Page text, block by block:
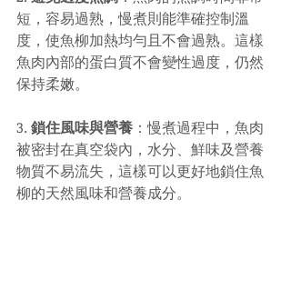
短，容易過熟，慢煮則能準確控制溫
度，使魚柳加熱均勻且不會過熟。這樣
魚肉內部的蛋白質不會變性過度，仍然
保持柔嫩。
3. 鎖住風味與營養 ：慢煮過程中，魚肉
被密封在真空袋內，水分、鮮味及營養
物質不易流失，這樣可以更好地鎖住魚
柳的天然風味和營養成分。